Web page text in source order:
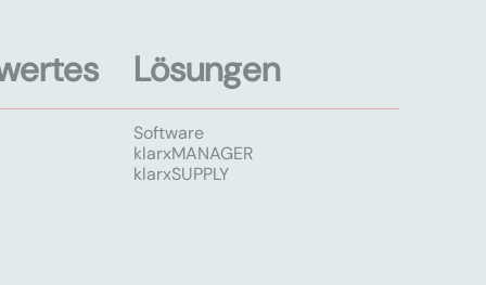
Lösungen
Software
klarxMANAGER
klarxSUPPLY